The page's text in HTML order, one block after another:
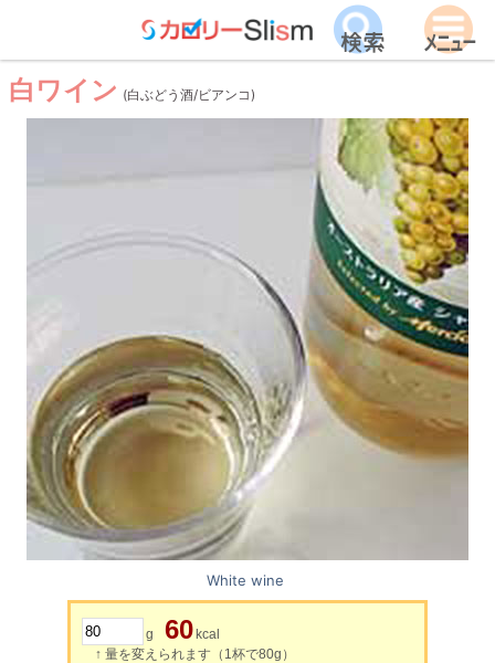
白ワイン (白ぶどう酒/ビアンコ)
White wine
g 60 kcal
↑ 量を変えられます（1杯で80g）